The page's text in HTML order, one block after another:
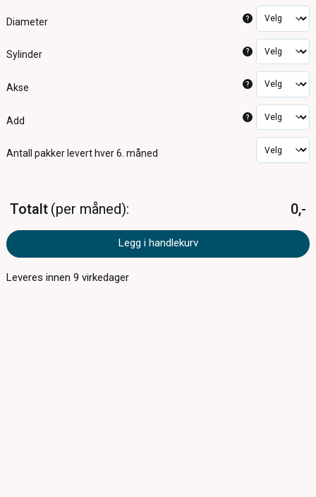
Diameter ?
Sylinder ?
Akse ?
Add ?
Antall pakker levert hver 6. måned
Totalt per måned 0,-
Legg i handlekurv
Leveres innen9 virkedager